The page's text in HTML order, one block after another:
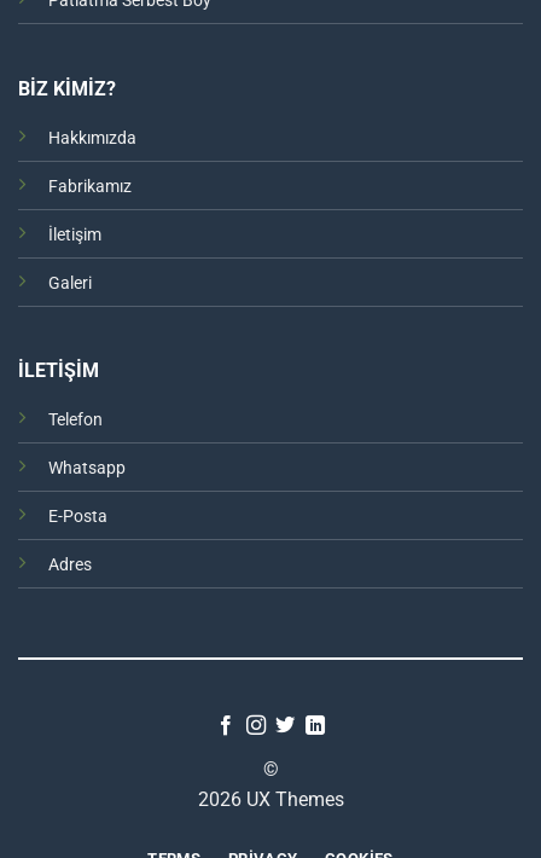
BİZ KİMİZ?
Hakkımızda
Fabrikamız
İletişim
Galeri
İLETİŞİM
Telefon
Whatsapp
E-Posta
Adres
©
2026 UX Themes